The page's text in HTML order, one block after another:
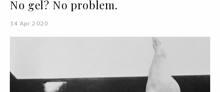
No gel? No problem.
14 Apr 2020